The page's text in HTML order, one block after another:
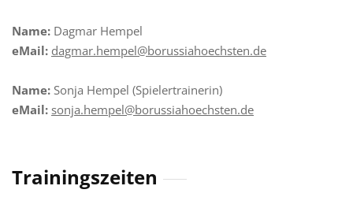
Name: Dagmar Hempel
eMail: dagmar.hempel@borussiahoechsten.de
Name: Sonja Hempel (Spielertrainerin)
eMail: sonja.hempel@borussiahoechsten.de
Trainingszeiten